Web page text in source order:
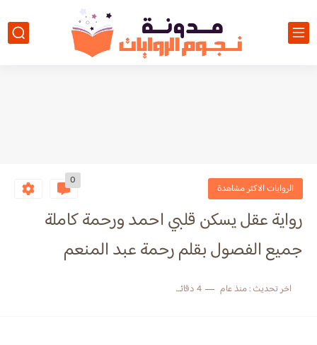
الروايات الاكثر مشاهدة
0
رواية عقل يسكن قلبي احمد ورحمة كاملة
جميع الفصول بقلم رحمة عبد المنعم
اخر تحديث :منذ عام 4 دقائق للقراءة